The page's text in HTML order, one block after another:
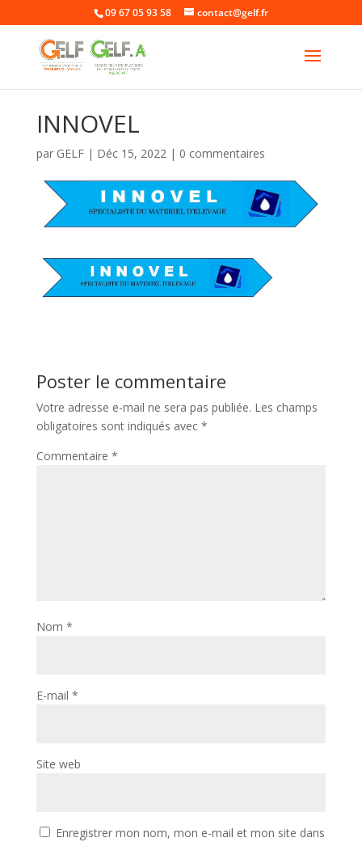
09 67 05 93 58 contact@gelf.fr
INNOVEL
par GELF| Déc 15, 2022| 0 commentaires
Poster le commentaire
Votre adresse e-mail ne sera pas publiée. Les champs
obligatoires sont indiqués avec *
Commentaire *
Nom *
E-mail *
Site web
Enregistrer mon nom, mon e-mail et mon site dans